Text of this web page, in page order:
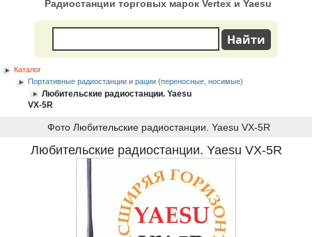
Радиостанции торговых марок Vertex и Yaesu
Каталог
Портативные радиостанции и рации (переносные, носимые)
Любительские радиостанции. Yaesu
VX-5R
Фото Любительские радиостанции. Yaesu VX-5R
Любительские радиостанции. Yaesu VX-5R